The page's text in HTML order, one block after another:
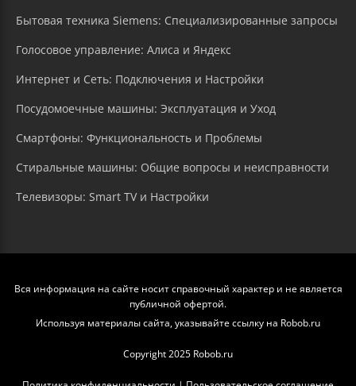
Бытовая техника Siemens: Специализированные запросы
Голосовое управление: Алиса и Яндекс
Интернет и Сеть: Подключения и Настройки
Посудомоечные машины: Эксплуатация и Уход
Смартфоны: Функциональность и Проблемы
Стиральные машины: Общие вопросы и неисправности
Телевизоры: Smart TV и Настройки
Вся информация на сайте носит справочный характер и не является
публичной офертой.
Используя материалы сайта, указывайте ссылку на Robob.ru
Copyright 2025 Robob.ru